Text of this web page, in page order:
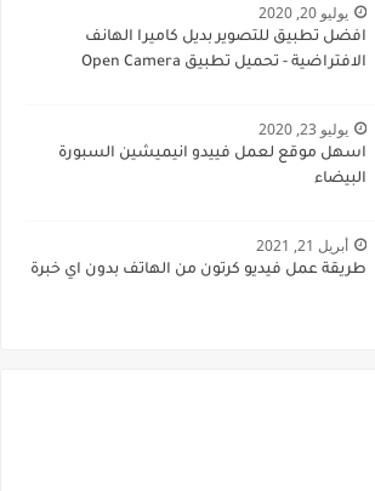
يوليو 20, 2020
افضل تطبيق للتصوير بديل كاميرا الهانف
الافتراضية - تحميل تطبيق Open Camera
يوليو 23, 2020
اسهل موقع لعمل فييدو انيميشين السبورة
البيضاء
أبريل 21, 2021
طريقة عمل فيديو كرتون من الهاتف بدون اي خبرة